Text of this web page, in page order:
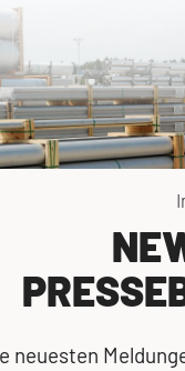
neuesten